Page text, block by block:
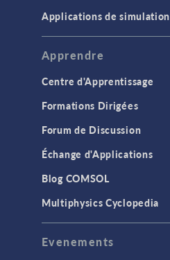
Applications de simulation
Apprendre
Centre d'Apprentissage
Formations Dirigées
Forum de Discussion
Échange d'Applications
Blog COMSOL
Multiphysics Cyclopedia
Evenements